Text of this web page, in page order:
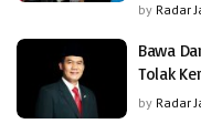
by Radar
Bawa
Tolak
by Radar